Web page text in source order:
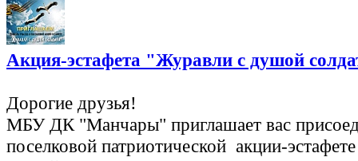
Акция-эстафета "Журавли с душой
Дорогие друзья!
МБУ ДК "Манчары" приглашает вас
поселковой патриотической акции-